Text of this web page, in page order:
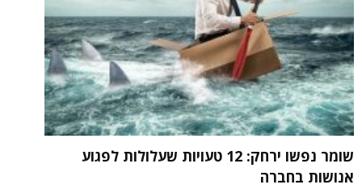
שומר נפשו ירחק: 12 טעויות שעלולות לפגוע
אנושות בחברה